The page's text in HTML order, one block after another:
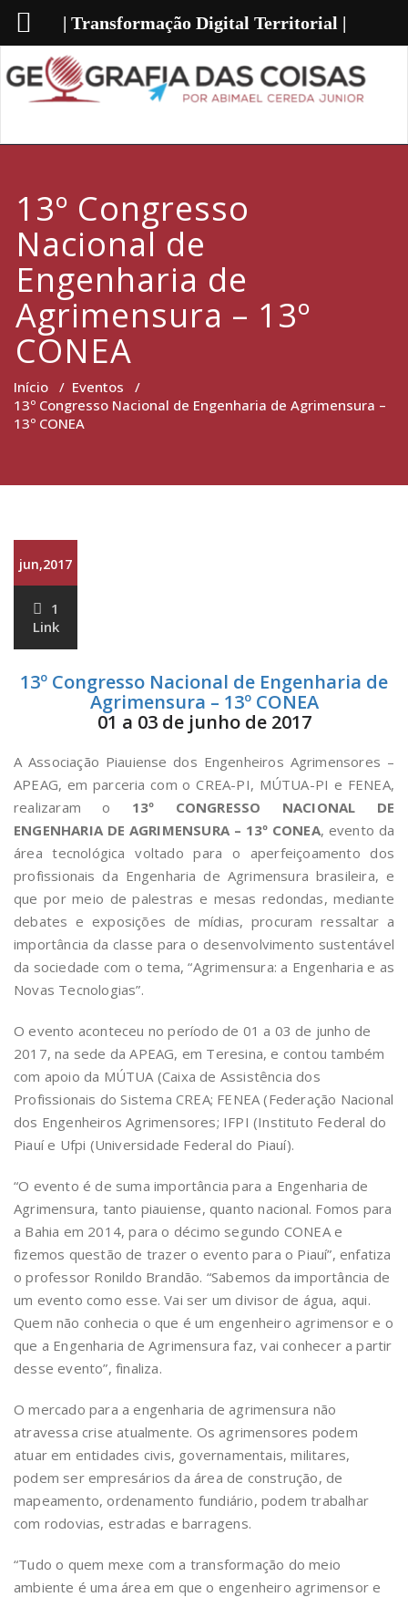
13º Congresso
Nacional de
Engenharia de
Agrimensura – 13º
CONEA
Início / Eventos /
13º Congresso Nacional de Engenharia de Agrimensura –
13º CONEA
jun,2017
1
Link
13º Congresso Nacional de Engenharia de
Agrimensura – 13º CONEA
01 a 03 de junho de 2017
A Associação Piauiense dos Engenheiros Agrimensores –
APEAG, em parceria com o CREA-PI, MÚTUA-PI e FENEA,
realizaram o 13º CONGRESSO NACIONAL DE
ENGENHARIA DE AGRIMENSURA – 13º CONEA, evento da
área tecnológica voltado para o aperfeiçoamento dos
profissionais da Engenharia de Agrimensura brasileira, e
que por meio de palestras e mesas redondas, mediante
debates e exposições de mídias, procuram ressaltar a
importância da classe para o desenvolvimento sustentável
da sociedade com o tema, “Agrimensura: a Engenharia e as
Novas Tecnologias”.
O evento aconteceu no período de 01 a 03 de junho de
2017, na sede da APEAG, em Teresina, e contou também
com apoio da MÚTUA (Caixa de Assistência dos
Profissionais do Sistema CREA; FENEA (Federação Nacional
dos Engenheiros Agrimensores; IFPI (Instituto Federal do
Piauí e Ufpi (Universidade Federal do Piauí).
“O evento é de suma importância para a Engenharia de
Agrimensura, tanto piauiense, quanto nacional. Fomos para
a Bahia em 2014, para o décimo segundo CONEA e
fizemos questão de trazer o evento para o Piauí”, enfatiza
o professor Ronildo Brandão. “Sabemos da importância de
um evento como esse. Vai ser um divisor de água, aqui.
Quem não conhecia o que é um engenheiro agrimensor e o
que a Engenharia de Agrimensura faz, vai conhecer a partir
desse evento”, finaliza.
O mercado para a engenharia de agrimensura não
atravessa crise atualmente. Os agrimensores podem
atuar em entidades civis, governamentais, militares,
podem ser empresários da área de construção, de
mapeamento, ordenamento fundiário, podem trabalhar
com rodovias, estradas e barragens.
“Tudo o quem mexe com a transformação do meio
ambiente é uma área em que o engenheiro agrimensor e
| Transformação Digital Territorial |